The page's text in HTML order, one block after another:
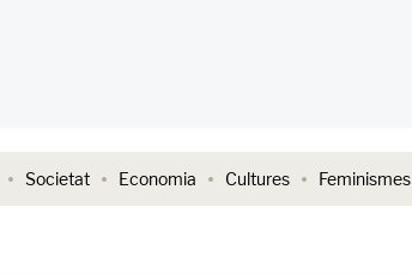
Societat Economia Cultures Feminismes